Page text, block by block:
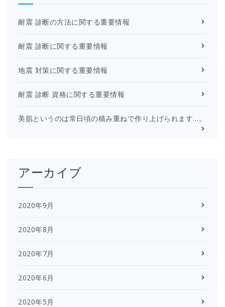
耐震 診断の方法に関する重要情報
耐震 診断に関する重要情報
地震 対策に関する重要情報
耐震 診断 資格に関する重要情報
美肌というのは常日頃の積み重ねで作り上げられます…。
アーカイブ
2020年9月
2020年8月
2020年7月
2020年6月
2020年5月